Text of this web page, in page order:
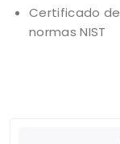
Certificado
normas NIST